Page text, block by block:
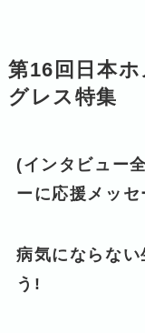
第16回日本
グレス特集
(インタビュー
ーに応援メッセ
病気にならな
う!